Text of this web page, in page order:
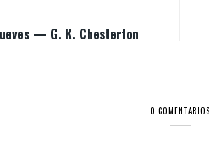
— G. K. Chesterton
0 COMENTARIOS